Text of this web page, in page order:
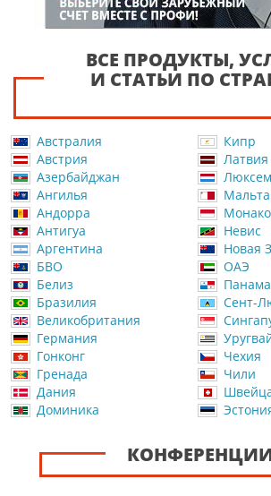
ВСЕ ПРОДУКТЫ,
И СТАТЬИ ПО
Австралия
Австрия
Азербайджан
Ангилья
Андорра
Антигуа
Аргентина
БВО
Белиз
Бразилия
Великобритания
Германия
Гонконг
Гренада
Дания
Доминика
Кипр
Латвия
Мальта
Монако
Невис
Новая
ОАЭ
Панама
Сент-
Чехия
Чили